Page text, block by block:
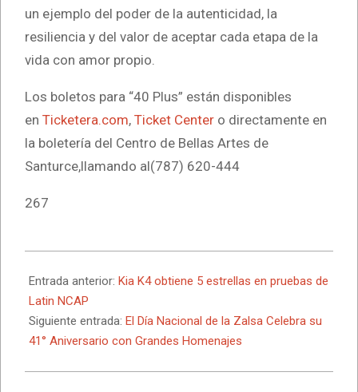
un ejemplo del poder de la autenticidad, la
resiliencia y del valor de aceptar cada etapa de la
vida con amor propio.
Los boletos para “40 Plus” están disponibles
en Ticketera.com, Ticket Center o directamente en
la boletería del Centro de Bellas Artes de
Santurce,llamando al(787) 620-444
267
10-
01
Entrada anterior: Kia K4 obtiene 5 estrellas en pruebas de
Latin NCAP
Siguiente entrada: El Día Nacional de la Zalsa Celebra su
41° Aniversario con Grandes Homenajes